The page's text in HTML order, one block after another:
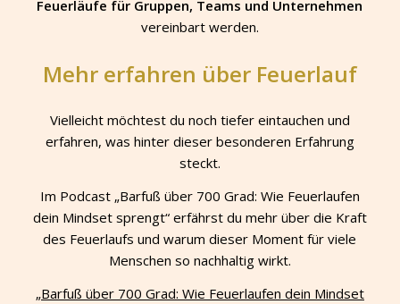
Feuerläufe für Gruppen, Teams und Unternehmen
vereinbart werden.
Mehr erfahren über Feuerlauf
Vielleicht möchtest du noch tiefer eintauchen und
erfahren, was hinter dieser besonderen Erfahrung
steckt.
Im Podcast „Barfuß über 700 Grad: Wie Feuerlaufen
dein Mindset sprengt“ erfährst du mehr über die Kraft
des Feuerlaufs und warum dieser Moment für viele
Menschen so nachhaltig wirkt.
„Barfuß über 700 Grad: Wie Feuerlaufen dein Mindset